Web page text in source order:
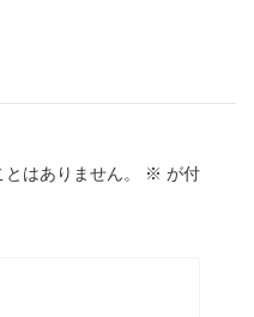
はありません。 ※ が付